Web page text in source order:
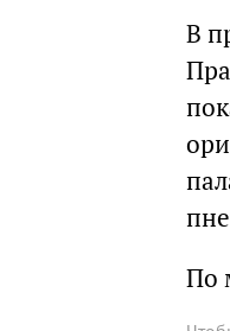
В
По